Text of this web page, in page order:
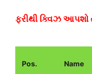
ફરીથી ક્વિઝ આપશો
Pos. Name